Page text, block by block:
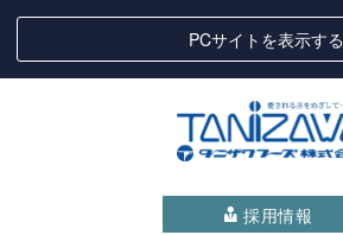
PCサイトを表示する
採用情報